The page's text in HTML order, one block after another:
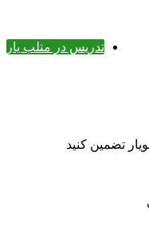
تدریس در متلب یار
تضمین کنید